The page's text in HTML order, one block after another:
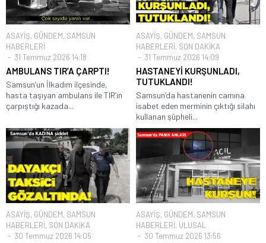
ASAYİŞ, GÜNDEM, SAMSUN
HABERLERİ
31 Temmuz 2026 14:18
AMBULANS TIR’A ÇARPTI!
Samsun’un İlkadım ilçesinde,
hasta taşıyan ambulans ile TIR’ın
çarpıştığı kazada...
ASAYİŞ, GÜNDEM, SAMSUN
HABERLERİ, SON DAKİKA
31 Temmuz 2026 14:09
HASTANEYİ KURŞUNLADI,
TUTUKLANDI!
Samsun’da hastanenin camına
isabet eden merminin çıktığı silahı
kullanan şüpheli...
ASAYİŞ, GÜNDEM, SAMSUN
HABERLERİ, SON DAKİKA
30 Temmuz 2026 14:05
ASAYİŞ, GÜNDEM, SAMSUN
HABERLERİ, ULUSAL
30 Temmuz 2026 13:56